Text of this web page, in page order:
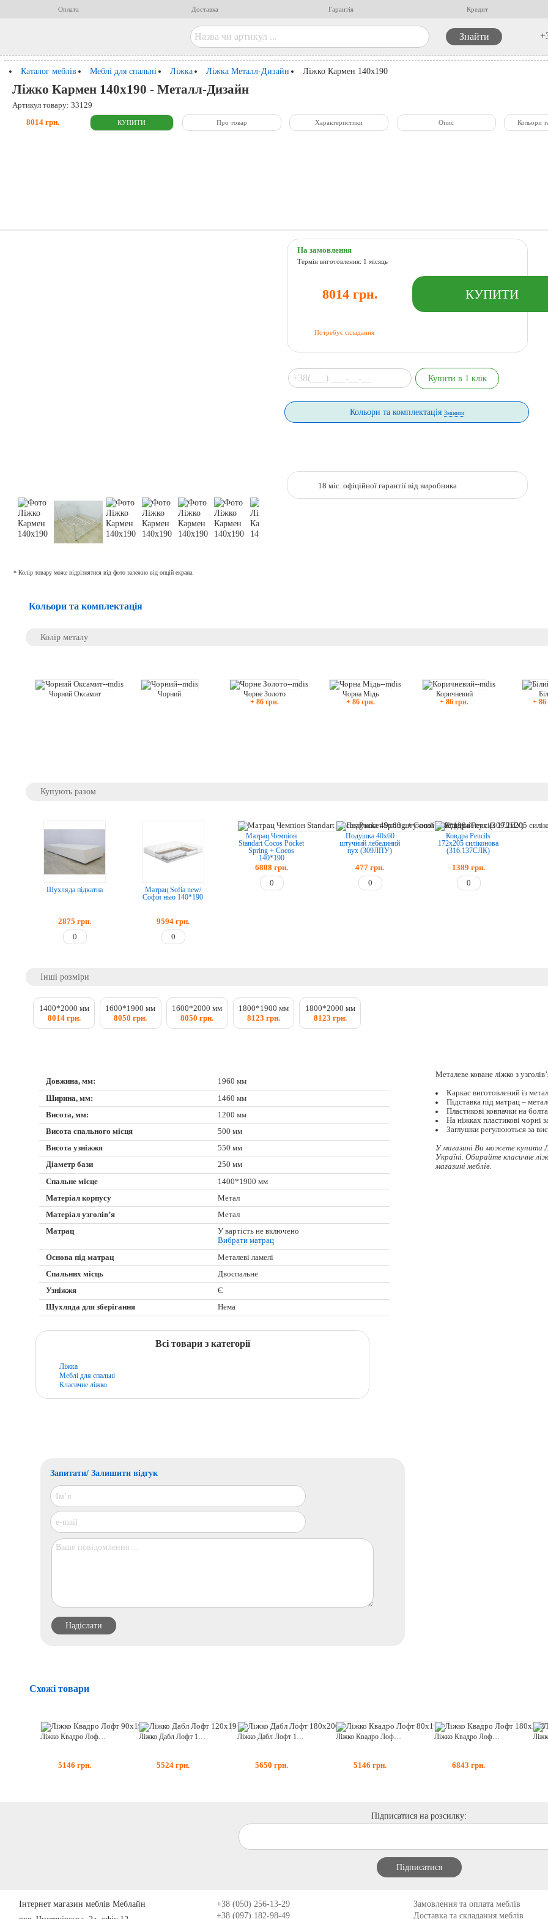
Оплата Доставка Гарантія Кредит
Каталог меблів Меблі для спальні Ліжка Ліжка Металл-Дизайн Ліжко Кармен 140x190
Ліжко Кармен 140x190 - Металл-Дизайн
Артикул товару: 33129
8014 грн. Про товар Характеристики Опис Кольори
* Колір товару може відрізнятися від фото залежно від опцій екрана.
На замовлення
Термін виготовлення: 1 місяць
8014 грн.
Потребує складання
Кольори та комплектація Змінити
18 міс. офіційної гарантії від виробника
Кольори та комплектація
Колір металу
Чорний Оксамит Чорний
Чорне Золото
+ 86 грн.
Чорна Мідь
+ 86 грн.
Коричневий
+ 86 грн.
+ 86
Купують разом
Шухляда підкатна
2875 грн.
Матрац Sofia new/
Софія нью 140*190
9594 грн.
Матрац Чемпіон
Standart Cocos Pocket
Spring + Cocos
140*190
6808 грн.
Подушка 40х60
штучний лебединий
пух (309ЛПУ)
477 грн.
Ковдра Pencils
172х205 силіконова
(316.137СЛК)
1389 грн.
Інші розміри
1400*2000 мм
8014 грн.
1600*1900 мм
8050 грн.
1600*2000 мм
8050 грн.
1800*1900 мм
8123 грн.
1800*2000 мм
8123 грн.
Довжина, мм:
1960 мм
Ширина, мм:
1460 мм
Висота, мм:
1200 мм
Висота спального місця
500 мм
Висота узніжжя
550 мм
Діаметр бази
250 мм
Спальне місце
1400*1900 мм
Матеріал корпусу
Метал
Матеріал узголів’я
Метал
Матрац
У вартість не включено
Вибрати матрац
Основа під матрац
Металеві ламелі
Спальних місць
Двоспальне
Узніжжя
Є
Шухляда для зберігання
Нема
Всі товари з категорії
Ліжка
Меблі для спальні
Класичне ліжко
Металеве коване ліжко з
Каркас виготовлений із
Підставка під матрац –
Пластикові ковпачки на
На ніжках пластикові чорні
Заглушки регулюються за
У магазині Ви можете купити
Україні. Обирайте класичне
магазині меблів.
Запитати/ Залишити відгук
Схожі товари
5146 грн. 5524 грн. 5650 грн. 5146 грн. 6843 грн.
Підписатися на розсилку:
Інтернет магазин меблів Меблайн
+38 (050) 256-13-29
+38 (097) 182-98-49
Замовлення та оплата меблів
Доставка та складання меблів